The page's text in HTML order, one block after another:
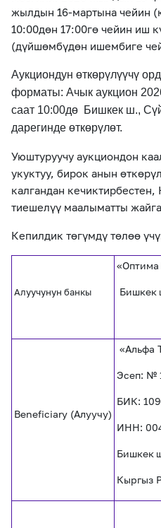
жылдын 16-мартына чейин
10:00дөн 17:00гө
(дүйшөмбүдөн ишембиге
Аукциондун өткөрүлүүчү
форматы: Ачык аукцион
саат 10:00дө Бишкек ш.,
дарегинде өткөрүлөт.
Уюштуруучу аукциондон
укуктуу, бирок анын
калгандан
тиешелүү маалыматты
Кепилдик төгүмдү төлөө
Алуучунун банкы
«Оптима
Бишкек
Beneficiary (Алуучу)
«Альфа
Эсеп: №
БИК:
ИНН:
Бишкек
Кыргыз